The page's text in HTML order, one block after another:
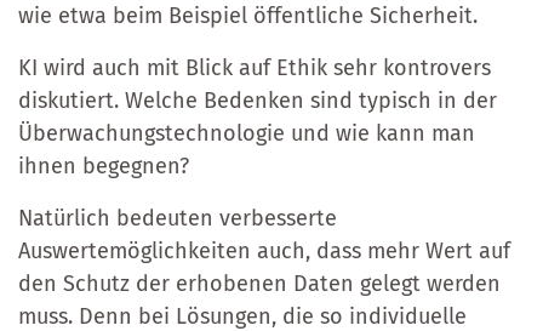
wie etwa beim Beispiel öffentliche Sicherheit.
KI wird auch mit Blick auf Ethik sehr kontrovers
diskutiert. Welche Bedenken sind typisch in der
Überwachungstechnologie und wie kann man
ihnen begegnen?
Natürlich bedeuten verbesserte
Auswertemöglichkeiten auch, dass mehr Wert auf
den Schutz der erhobenen Daten gelegt werden
muss. Denn bei Lösungen, die so individuelle